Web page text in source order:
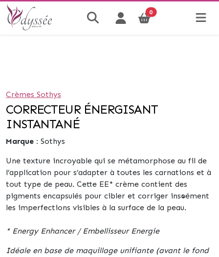
0
Crèmes Sothys
CORRECTEUR ÉNERGISANT
INSTANTANÉ
Marque : Sothys
Une texture incroyable qui se métamorphose au fil de
l’application pour s’adapter à toutes les carnations et à
tout type de peau. Cette EE* crème contient des
pigments encapsulés pour cibler et corriger instantanément
les imperfections visibles à la surface de la peau.
* Energy Enhancer / Embellisseur Energie
Idéale en base de maquillage unifiante (avant le fond